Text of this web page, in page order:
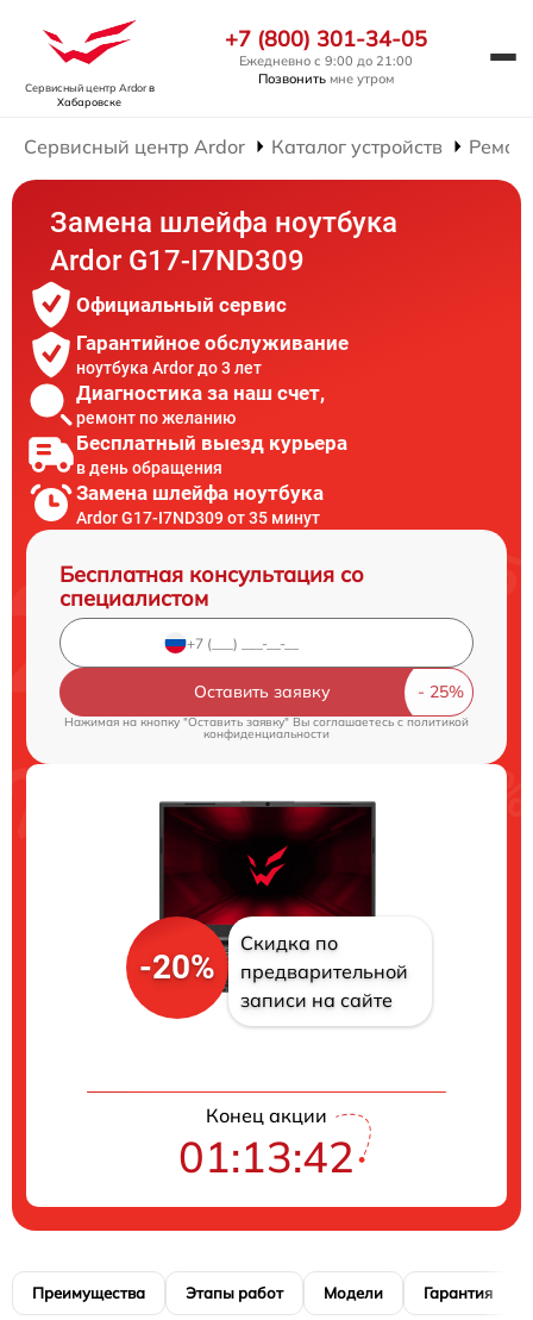
Сервисный центр Ardorв
Хабаровске
+7 (800) 301-34-05
Ежедневно с 9:00 до 21:00
Позвонить мне утром
Сервисный центр Ardor Каталог устройств
Замена шлейфа ноутбука
Ardor G17-I7ND309
Официальный сервис
Гарантийное обслуживание
ноутбука Ardor до 3 лет
Диагностика за наш счет,
ремонт по желанию
Бесплатный выезд курьера
в день обращения
Замена шлейфа ноутбука
Ardor G17-I7ND309 от 35 минут
Бесплатная консультация со
специалистом
Оставить заявку
Нажимая на кнопку "Оставить заявку" Вы соглашаетесь cполитикой
конфиденциальности
-20%
Скидка по
предварительной
записи на сайте
Конец акции
01:13:41
Преимущества Этапы работ Модели Гарантия